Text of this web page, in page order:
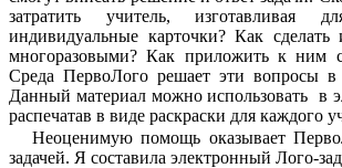
затратить учитель, изготавливая
индивидуальные карточки? Как
многоразовыми? Как приложить к ним
Среда ПервоЛого решает эти вопросы в
Данный материал можно использовать в
распечатав в виде раскраски для каждого
Неоценимую помощь оказывает
задачей. Я составила электронный Лого-